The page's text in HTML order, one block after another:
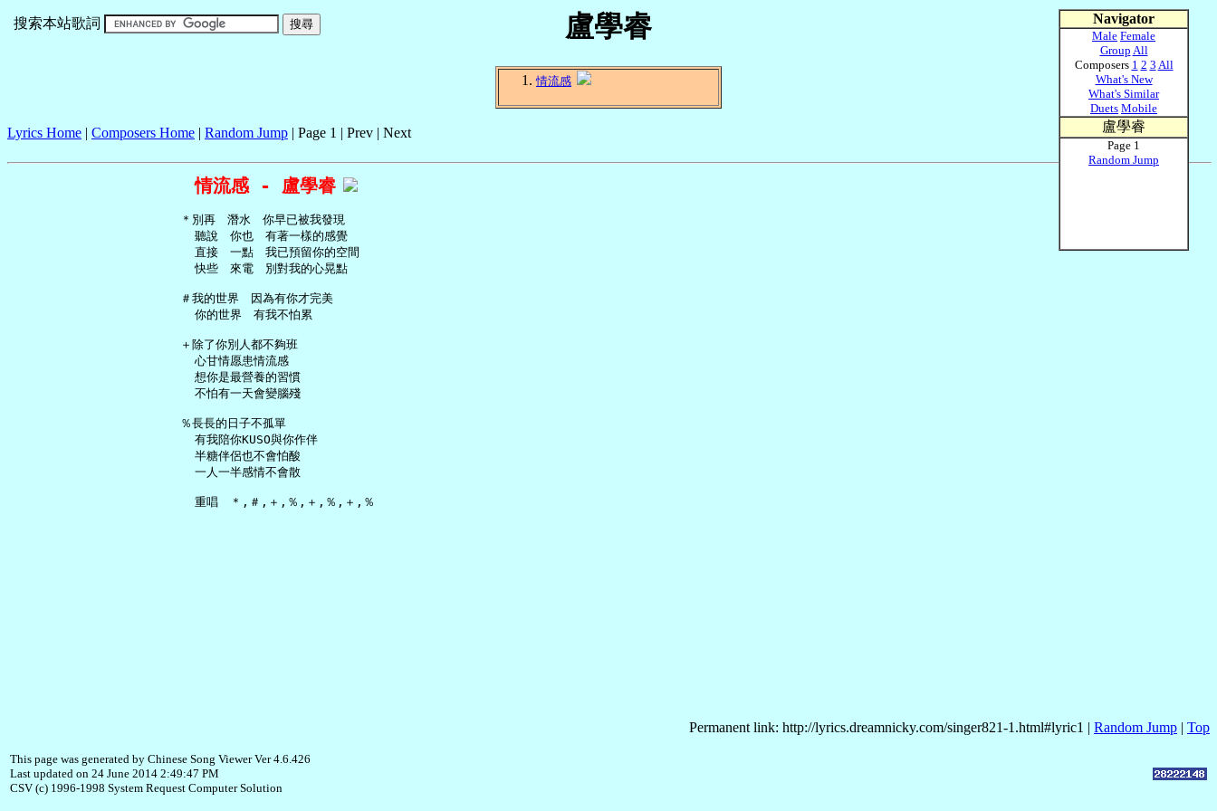
盧學睿
搜索本站歌詞
情流感
Lyrics Home | Composers Home | Random Jump | Page 1 | Prev | Next
情流感 - 盧學睿
   ＊別再　潛水　你早已被我發現
     聽說　你也　有著一樣的感覺
     直接　一點　我已預留你的空間
     快些　來電　別對我的心晃點
   ＃我的世界　因為有你才完美
     你的世界　有我不怕累
   ＋除了你別人都不夠班
     心甘情愿患情流感
     想你是最營養的習慣
     不怕有一天會變腦殘
   ％長長的日子不孤單
     有我陪你KUSO與你作伴
     半糖伴侶也不會怕酸
     一人一半感情不會散
Permanent link: http://lyrics.dreamnicky.com/singer821-1.html#lyric1 | Random Jump | Top
This page was generated by Chinese Song Viewer Ver 4.6.426
Last updated on 24 June 2014 2:49:47 PM
CSV (c) 1996-1998 System Request Computer Solution
Navigator
Male Female
Group All
Composers 1 2 3 All
What's New
What's Similar
Duets Mobile
盧學睿
Page 1
Random Jump